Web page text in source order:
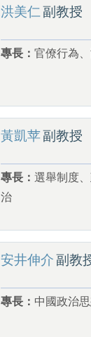
洪美仁副教授
專長： 官僚行為
黃凱苹副教授
專長： 選舉制度
治
安井伸介副教
專長： 中國政治